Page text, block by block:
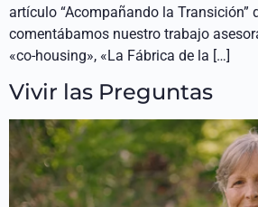
artículo “Acompañando la Transición”
comentábamos nuestro trabajo
«co-housing», «La Fábrica de la […]
Vivir las Preguntas